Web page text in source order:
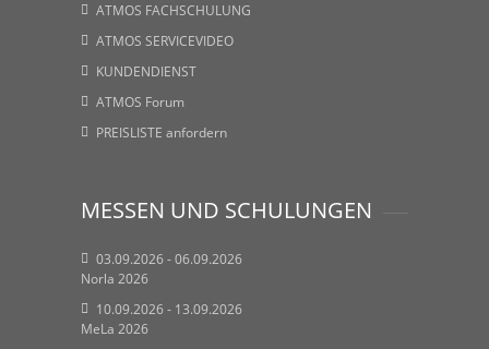
ATMOS FACHSCHULUNG
ATMOS SERVICEVIDEO
KUNDENDIENST
ATMOS Forum
PREISLISTE anfordern
MESSEN UND SCHULUNGEN
03.09.2026 - 06.09.2026
Norla 2026
10.09.2026 - 13.09.2026
MeLa 2026